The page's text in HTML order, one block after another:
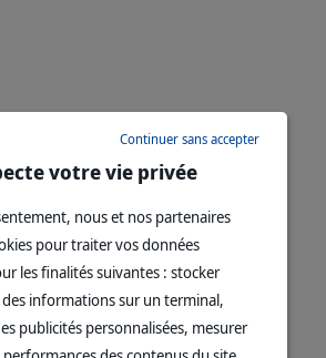
votre vie privée
nous et nos partenaires
pour traiter vos données
les finalités suivantes : stocker
informations sur un terminal,
publicités personnalisées, mesurer
Continuer sans accepter